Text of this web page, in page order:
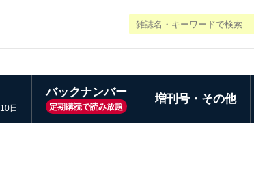
日
バックナンバー
定期購読で読み放題
増刊号・その他